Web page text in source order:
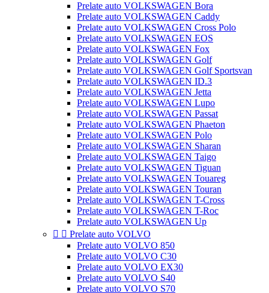
Prelate auto VOLKSWAGEN Bora
Prelate auto VOLKSWAGEN Caddy
Prelate auto VOLKSWAGEN Cross Polo
Prelate auto VOLKSWAGEN EOS
Prelate auto VOLKSWAGEN Fox
Prelate auto VOLKSWAGEN Golf
Prelate auto VOLKSWAGEN Golf Sportsvan
Prelate auto VOLKSWAGEN ID.3
Prelate auto VOLKSWAGEN Jetta
Prelate auto VOLKSWAGEN Lupo
Prelate auto VOLKSWAGEN Passat
Prelate auto VOLKSWAGEN Phaeton
Prelate auto VOLKSWAGEN Polo
Prelate auto VOLKSWAGEN Sharan
Prelate auto VOLKSWAGEN Taigo
Prelate auto VOLKSWAGEN Tiguan
Prelate auto VOLKSWAGEN Touareg
Prelate auto VOLKSWAGEN Touran
Prelate auto VOLKSWAGEN T-Cross
Prelate auto VOLKSWAGEN T-Roc
Prelate auto VOLKSWAGEN Up
  Prelate auto VOLVO
Prelate auto VOLVO 850
Prelate auto VOLVO C30
Prelate auto VOLVO EX30
Prelate auto VOLVO S40
Prelate auto VOLVO S70